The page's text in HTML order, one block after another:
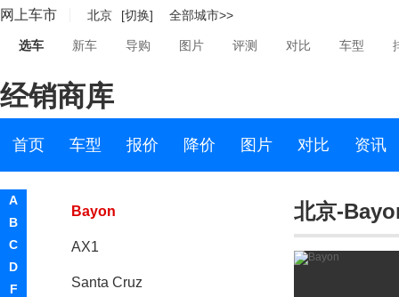
网上车市 北京 [切换] 全部城市>>
选车 新车 导购 图片 评测 对比 车型
经销商库
首页 车型 报价 降价 图片 对比 资讯
A
B
C
D
F
Vision T
Prophecy
现代Tarlac
Bayon
AX1
Santa Cruz
北京-